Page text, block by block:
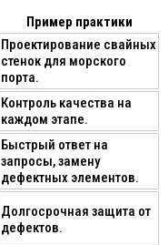
Пример практики
Проектирование свайных
стенок для морского
порта.
Контроль качества на
каждом этапе.
Быстрый ответ на
запросы, замену
дефектных элементов.
Долгосрочная защита от
дефектов.